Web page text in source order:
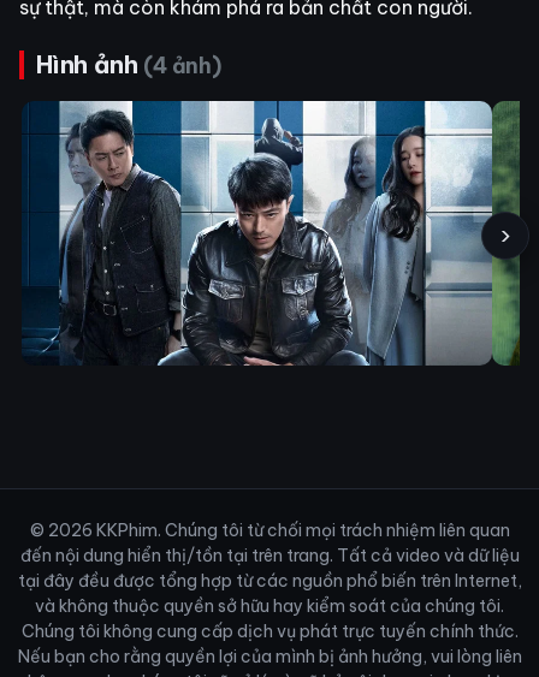
sự thật, mà còn khám phá ra bản chất con người.
Hình ảnh (4 ảnh)
›
© 2026 KKPhim. Chúng tôi từ chối mọi trách nhiệm liên quan
đến nội dung hiển thị/tồn tại trên trang. Tất cả video và dữ liệu
tại đây đều được tổng hợp từ các nguồn phổ biến trên Internet,
và không thuộc quyền sở hữu hay kiểm soát của chúng tôi.
Chúng tôi không cung cấp dịch vụ phát trực tuyến chính thức.
Nếu bạn cho rằng quyền lợi của mình bị ảnh hưởng, vui lòng liên